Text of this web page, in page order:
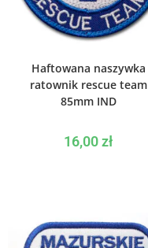
Haftowana naszywka
ratownik rescue team
85mm IND
16,00zł